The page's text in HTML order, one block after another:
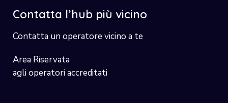
Contatta l’hub più vicino
Contatta un operatore vicino a te
Area Riservata
agli operatori accreditati